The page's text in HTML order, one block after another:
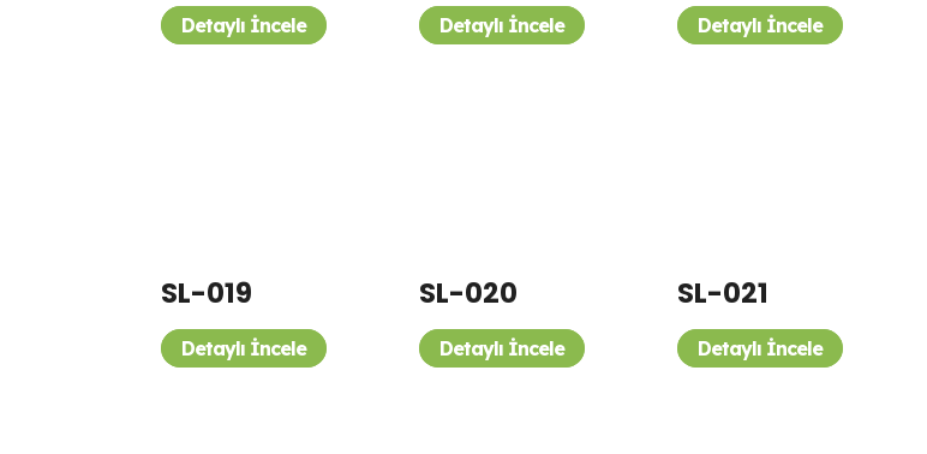
Detaylı İncele Detaylı İncele Detaylı İncele
SL-019
Detaylı İncele
SL-020
Detaylı İncele
SL-021
Detaylı İncele